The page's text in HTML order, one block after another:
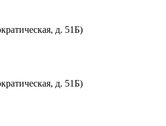
д. 51Б)
д. 51Б)